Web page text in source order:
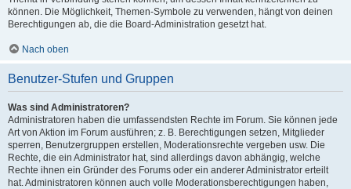
können. Die Möglichkeit, Themen-Symbole zu verwenden, hängt von deinen
Berechtigungen ab, die die Board-Administration gesetzt hat.
Nach oben
Benutzer-Stufen und Gruppen
Was sind Administratoren?
Administratoren haben die umfassendsten Rechte im Forum. Sie können jede
Art von Aktion im Forum ausführen; z. B. Berechtigungen setzen, Mitglieder
sperren, Benutzergruppen erstellen, Moderationsrechte vergeben usw. Die
Rechte, die ein Administrator hat, sind allerdings davon abhängig, welche
Rechte ihnen ein Gründer des Forums oder ein anderer Administrator erteilt
hat. Administratoren können auch volle Moderationsberechtigungen haben,